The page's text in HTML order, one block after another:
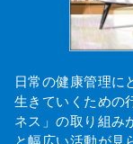
日常の健康管理に
生きていくための
ネス」の取り組み